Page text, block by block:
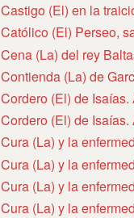
Castigo (El) en la
Católico (El) Perseo,
Cena (La) del rey
Contienda (La) de
Cordero (El) de
Cordero (El) de
Cura (La) y la
Cura (La) y la
Cura (La) y la
Cura (La) y la